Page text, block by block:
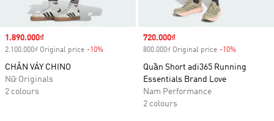
Sale price
1.890.000₫
2.100.000₫ Original price -10%
CHÂN VÁY CHINO
Nữ Originals
2 colours
Sale price
720.000₫
800.000₫ Original price -10%
Quần Short adi365 Running
Essentials Brand Love
Nam Performance
2 colours